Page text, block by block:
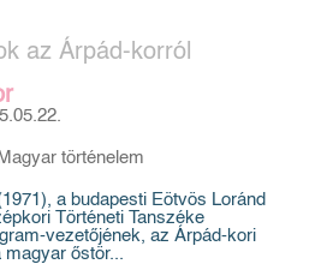
az Árpád-korról
Magyar történelem
a budapesti Eötvös Loránd
Történeti Tanszéke
vezetőjének, az Árpád-kori
magyar őstör...